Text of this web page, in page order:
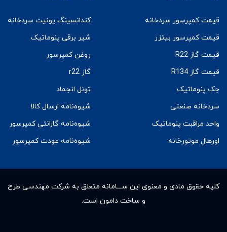
قیمت کمپرسور سردخانه
قیمت کمپرسور بیتزر
قیمت گاز R22
قیمت گاز R134
جک پنوماتیک
سردخانه صنعتی
واحد مراقبت پنوماتیک
اورهال موتورخانه
کندانسینگ یونیت سردخانه
شیر برقی پنوماتیک
روغن کمپرسور
گاز r22
تونل انجماد
شیوه‌نامه ارسال کالا
شیوه‌نامه گارانتی کمپرسور
شیوه‌نامه عودت کمپرسور
کلیه حقوق مادى و معنوى این ســـامانه متعلق به شرکت مهندسی طرح
و ساخت دامون است.